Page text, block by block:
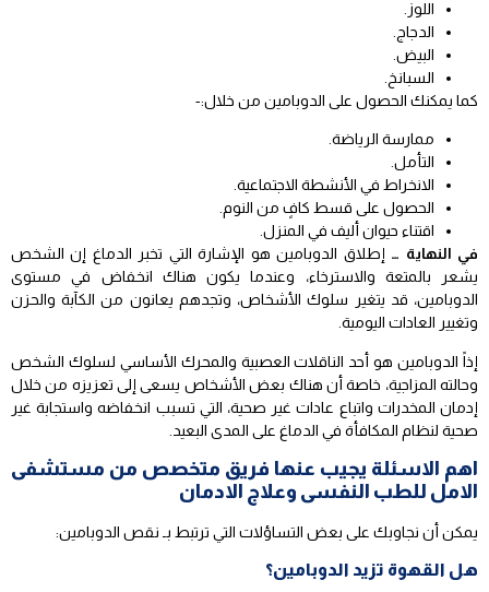
اللوز.
الدجاج.
البيض.
السبانخ.
كما يمكنك الحصول على الدوبامين من خلال:-
ممارسة الرياضة.
التأمل.
الانخراط في الأنشطة الاجتماعية.
الحصول على قسط كافٍ من النوم.
اقتناء حيوان أليف في المنزل.
في النهاية … إطلاق الدوبامين هو الإشارة التي تخبر الدماغ إن الشخص
يشعر بالمتعة والاسترخاء، وعندما يكون هناك انخفاض في مستوى
الدوبامين، قد يتغير سلوك الأشخاص، وتجدهم يعانون من الكآبة والحزن
وتغيير العادات اليومية.
إذاً الدوبامين هو أحد الناقلات العصبية والمحرك الأساسي لسلوك الشخص
وحالته المزاجية، خاصة أن هناك بعض الأشخاص يسعى إلى تعزيزه من خلال
إدمان المخدرات واتباع عادات غير صحية، التي تسبب انخفاضه واستجابة غير
صحية لنظام المكافأة في الدماغ على المدى البعيد.
اهم الاسئلة يجيب عنها فريق متخصص من مستشفى
الامل للطب النفسى وعلاج الادمان
يمكن أن نجاوبك على بعض التساؤلات التي ترتبط بـ نقص الدوبامين:
هل القهوة تزيد الدوبامين؟